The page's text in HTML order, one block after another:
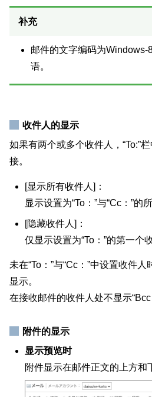
补充
邮件的文字编码为Windows-
语。
收件人的显示
如果有两个或多个收件人，“To:”
接。
[显示所有收件人]：
显示设置为“To：”与“Cc：”的
[隐藏收件人]：
仅显示设置为“To：”的第一个
未在“To：”与“Cc：”中设置收件人
显示。
在接收邮件的收件人处不显示“Bcc
附件的显示
显示预览时
附件显示在邮件正文的上方和